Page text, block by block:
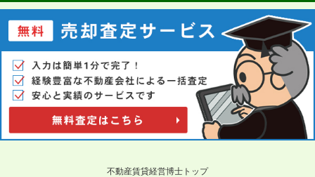
不動産賃貸経営博士トップ